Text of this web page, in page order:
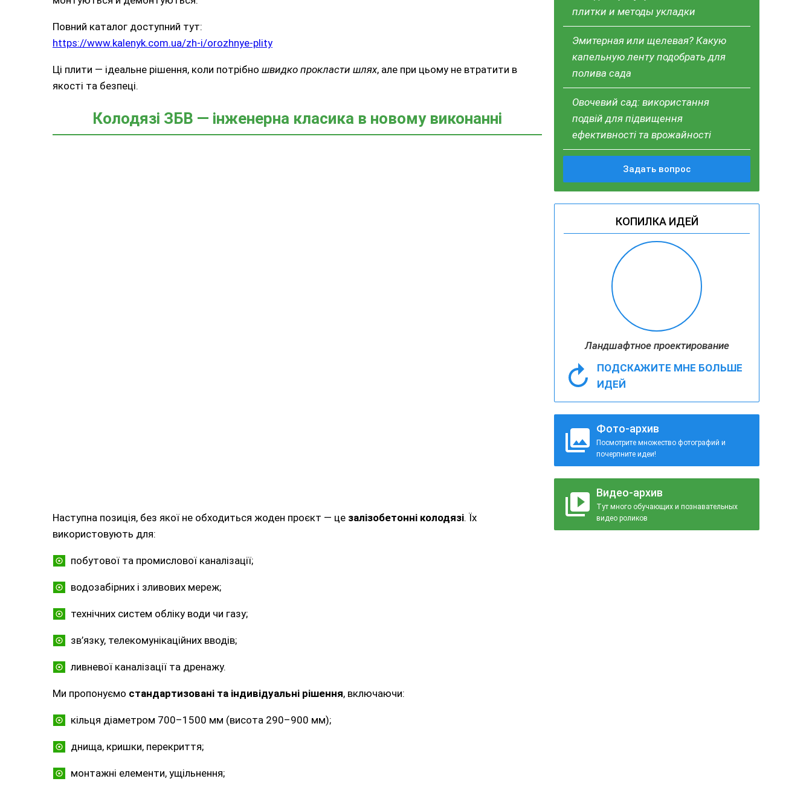
плитки и методы укладки
Эмитерная или щелевая? Какую
капельную ленту подобрать для
полива сада
Овочевий сад: використання
подвій для підвищення
ефективності та врожайності
Задать вопрос
КОПИЛКА ИДЕЙ
Ландшафтное проектирование
ПОДСКАЖИТЕ МНЕ БОЛЬШЕ
ИДЕЙ
Фото-архив
Посмотрите множество фотографий и
почерпните идеи!
Видео-архив
Тут много обучающих и познавательных
видео роликов
Повний каталог доступний тут:
https://www.kalenyk.com.ua/zh-i/orozhnye-plity
Ці плити — ідеальне рішення, коли потрібно швидко прокласти шлях, але при цьому не втратити в
якості та безпеці.
Колодязі ЗБВ — інженерна класика в новому виконанні
Наступна позиція, без якої не обходиться жоден проєкт — це залізобетонні колодязі. Їх
використовують для:
побутової та промислової каналізації;
водозабірних і зливових мереж;
технічних систем обліку води чи газу;
зв’язку, телекомунікаційних вводів;
ливневої каналізації та дренажу.
Ми пропонуємо стандартизовані та індивідуальні рішення, включаючи:
кільця діаметром 700–1500 мм (висота 290–900 мм);
днища, кришки, перекриття;
монтажні елементи, ущільнення;